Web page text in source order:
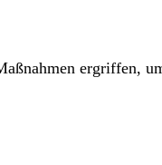
ergriffen,